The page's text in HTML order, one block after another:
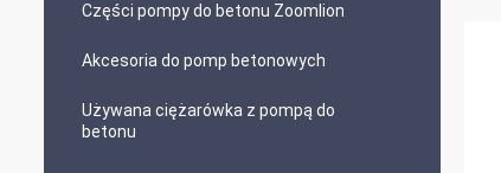
Części pompy do betonu Zoomlion
Akcesoria do pomp betonowych
Używana ciężarówka z pompą do
betonu